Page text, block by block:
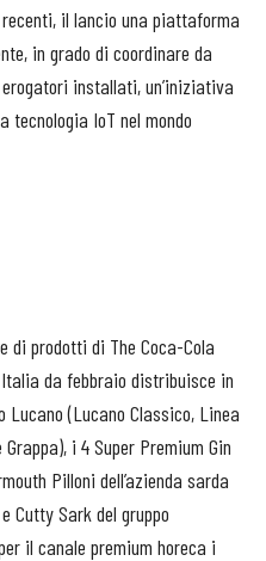
il lancio una piattaforma
in grado di coordinare da
installati, un’iniziativa
tecnologia IoT nel mondo
di prodotti di The Coca-Cola
da febbraio distribuisce in
Lucano (Lucano Classico, Linea
i 4 Super Premium Gin
Pilloni dell’azienda sarda
Cutty Sark del gruppo
il canale premium horeca i